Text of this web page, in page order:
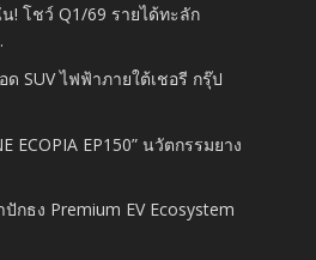
น! โชว์ Q1/69 รายได้ทะลัก
ด SUV ไฟฟ้าภายใต้เชอรี กรุ๊ป
ECOPIA EP150” นวัตกรรมยาง
ปักธง Premium EV Ecosystem